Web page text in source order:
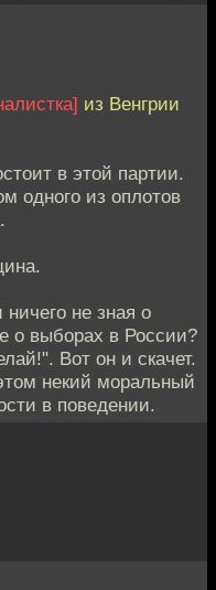
из Венгрии
в этой партии.
одного из оплотов
не зная о
о выборах в России?
Вот он и скачет.
некий моральный
в поведении.